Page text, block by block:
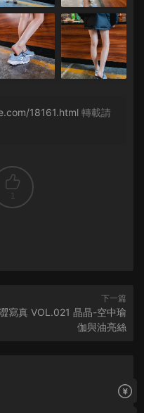
18161.html 轉載請
1
下一篇
寫真 VOL.021 晶晶-空中瑜
伽與油亮絲